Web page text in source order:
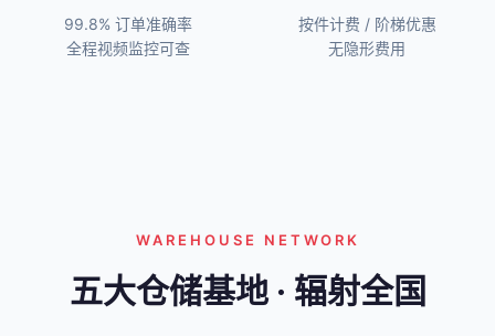
99.8% 订单准确率
全程视频监控可查
按件计费 / 阶梯优惠
无隐形费用
WAREHOUSE NETWORK
五大仓储基地 · 辐射全国